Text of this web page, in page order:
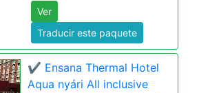
Ver
Traducir este paquete
✔️ Ensana Thermal Hotel
Aqua nyári All inclusive